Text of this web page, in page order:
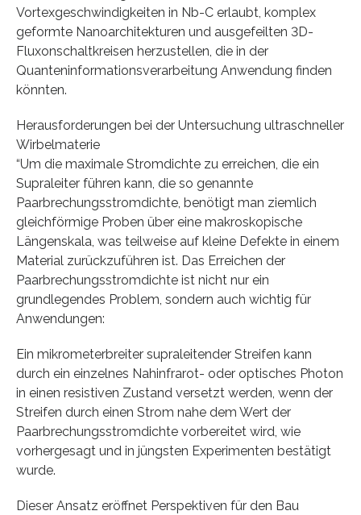
Vortexgeschwindigkeiten in Nb-C erlaubt, komplex
geformte Nanoarchitekturen und ausgefeilten 3D-
Fluxonschaltkreisen herzustellen, die in der
Quanteninformationsverarbeitung Anwendung finden
könnten.
Herausforderungen bei der Untersuchung ultraschneller
Wirbelmaterie
“Um die maximale Stromdichte zu erreichen, die ein
Supraleiter führen kann, die so genannte
Paarbrechungsstromdichte, benötigt man ziemlich
gleichförmige Proben über eine makroskopische
Längenskala, was teilweise auf kleine Defekte in einem
Material zurückzuführen ist. Das Erreichen der
Paarbrechungsstromdichte ist nicht nur ein
grundlegendes Problem, sondern auch wichtig für
Anwendungen:
Ein mikrometerbreiter supraleitender Streifen kann
durch ein einzelnes Nahinfrarot- oder optisches Photon
in einen resistiven Zustand versetzt werden, wenn der
Streifen durch einen Strom nahe dem Wert der
Paarbrechungsstromdichte vorbereitet wird, wie
vorhergesagt und in jüngsten Experimenten bestätigt
wurde.
Dieser Ansatz eröffnet Perspektiven für den Bau